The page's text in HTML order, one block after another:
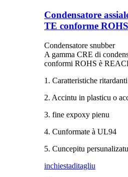
Condensatore
TE conforme
Condensatore snubber
A gamma CRE di
conformi ROHS è
1. Caratteristiche
2. Accintu in plasticu o
3. fine expoxy pienu
4. Cunformate à UL94
5. Cuncepitu
inchiestaditagliu